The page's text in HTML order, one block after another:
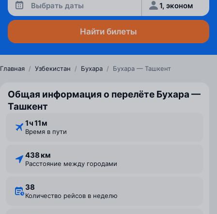
Выбрать даты 1, эконом
Найти билеты
Главная / Узбекистан / Бухара / Бухара — Ташкент
Общая информация о перелёте Бухара —
Ташкент
1 ⁠ч 11 ⁠м
Время в пути
438 км
Расстояние между городами
38
Количество рейсов в неделю